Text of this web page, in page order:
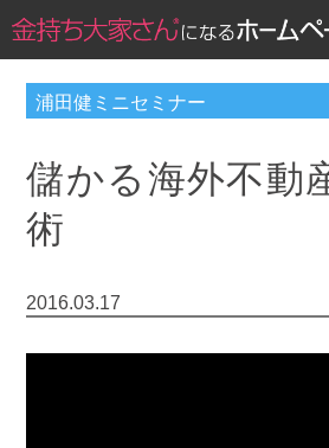
浦田健ミニセミナー
儲かる海外不動
術
2016.03.17